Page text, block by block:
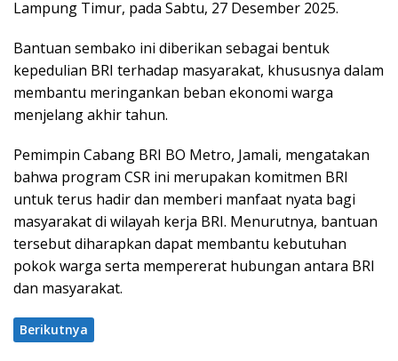
Lampung Timur, pada Sabtu, 27 Desember 2025.
Bantuan sembako ini diberikan sebagai bentuk
kepedulian BRI terhadap masyarakat, khususnya dalam
membantu meringankan beban ekonomi warga
menjelang akhir tahun.
Pemimpin Cabang BRI BO Metro, Jamali, mengatakan
bahwa program CSR ini merupakan komitmen BRI
untuk terus hadir dan memberi manfaat nyata bagi
masyarakat di wilayah kerja BRI. Menurutnya, bantuan
tersebut diharapkan dapat membantu kebutuhan
pokok warga serta mempererat hubungan antara BRI
dan masyarakat.
Berikutnya